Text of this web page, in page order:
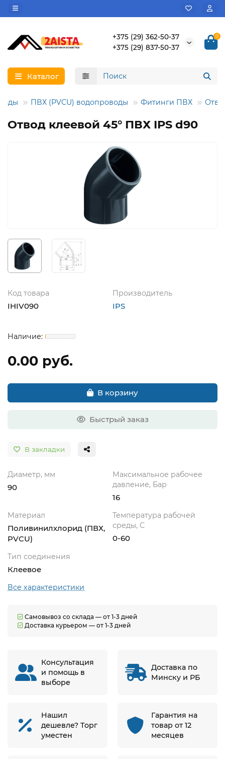
+375 (29) 362-50-37
+375 (29) 837-50-37
0
Каталог
ПВХ (PVCU) водопроводы Фитинги ПВХ
Отвод клеевой 45° ПВХ IPS d90
Код товара
IHIV090
Производитель
IPS
0.00 руб.
В корзину
Быстрый заказ
В закладки
Диаметр, мм
90
Максимальное рабочее
давление, Бар
16
Материал
Поливинилхлорид (ПВХ,
PVCU)
Температура рабочей
среды, С
0-60
Тип соединения
Клеевое
Все характеристики
Самовывоз со склада — от 1-3 дней
Доставка курьером — от 1-3 дней
Консультация
и помощь в
выборе
Доставка по
Минску и РБ
Нашил
дешевле? Торг
уместен
Гарантия на
товар от 12
месяцев